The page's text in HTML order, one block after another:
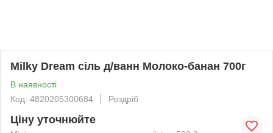
Milky Dream сіль д/ванн Молоко-банан 700г
В наявності
Код: 4820205300684
Роздріб
Ціну уточнюйте